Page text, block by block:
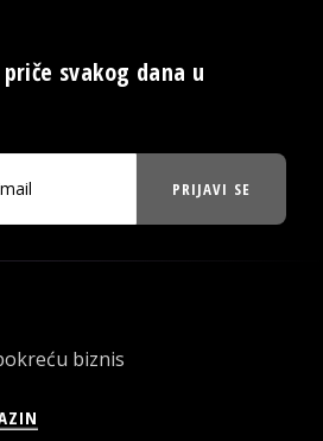
svakog dana u
PRIJAVI SE
biznis